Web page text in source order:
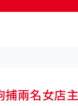
兩名女店主